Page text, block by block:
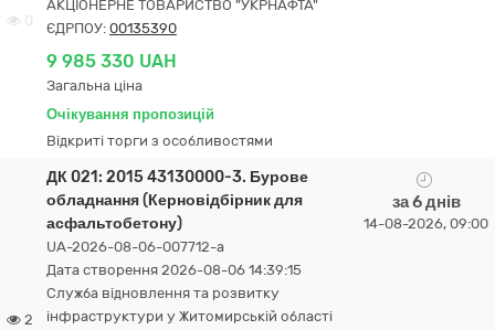
0
АКЦІОНЕРНЕ ТОВАРИСТВО "УКPНAФТА"
ЄДРПОУ: 00135390
9 985 330 UAH
Загальна ціна
Очікування пропозицій
Відкриті торги з особливостями
2
ДК 021: 2015 43130000-3. Бурове
обладнання (Керновідбірник для
асфальтобетону)
UA-2026-08-06-007712-a
Дата створення 2026-08-06 14:39:15
Служба відновлення та розвитку
інфраструктури у Житомирській області
за 6 днів
14-08-2026, 09:00